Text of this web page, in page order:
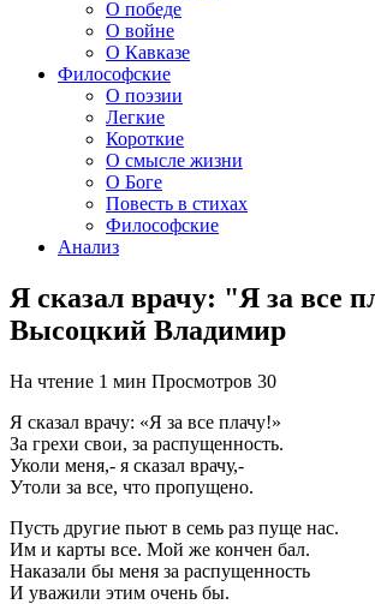
О победе
О войне
О Кавказе
Философские
О поэзии
Легкие
Короткие
О смысле жизни
О Боге
Повесть в стихах
Философские
Анализ
Я сказал врачу: "Я за все
Высоцкий Владимир
На чтение 1 мин Просмотров 30
Я сказал врачу: «Я за все плачу!»
За грехи свои, за распущенность.
Уколи меня,- я сказал врачу,-
Утоли за все, что пропущено.
Пусть другие пьют в семь раз пуще нас.
Им и карты все. Мой же кончен бал.
Наказали бы меня за распущенность
И уважили этим очень бы.